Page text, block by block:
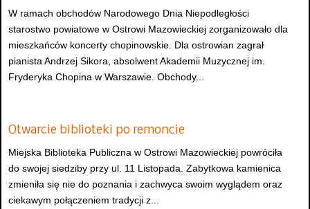
W ramach obchodów Narodowego Dnia Niepodległości
starostwo powiatowe w Ostrowi Mazowieckiej zorganizowało dla
mieszkańców koncerty chopinowskie. Dla ostrowian zagrał
pianista Andrzej Sikora, absolwent Akademii Muzycznej im.
Fryderyka Chopina w Warszawie. Obchody...
Otwarcie biblioteki po remoncie
Miejska Biblioteka Publiczna w Ostrowi Mazowieckiej powróciła
do swojej siedziby przy ul. 11 Listopada. Zabytkowa kamienica
zmieniła się nie do poznania i zachwyca swoim wyglądem oraz
ciekawym połączeniem tradycji z...